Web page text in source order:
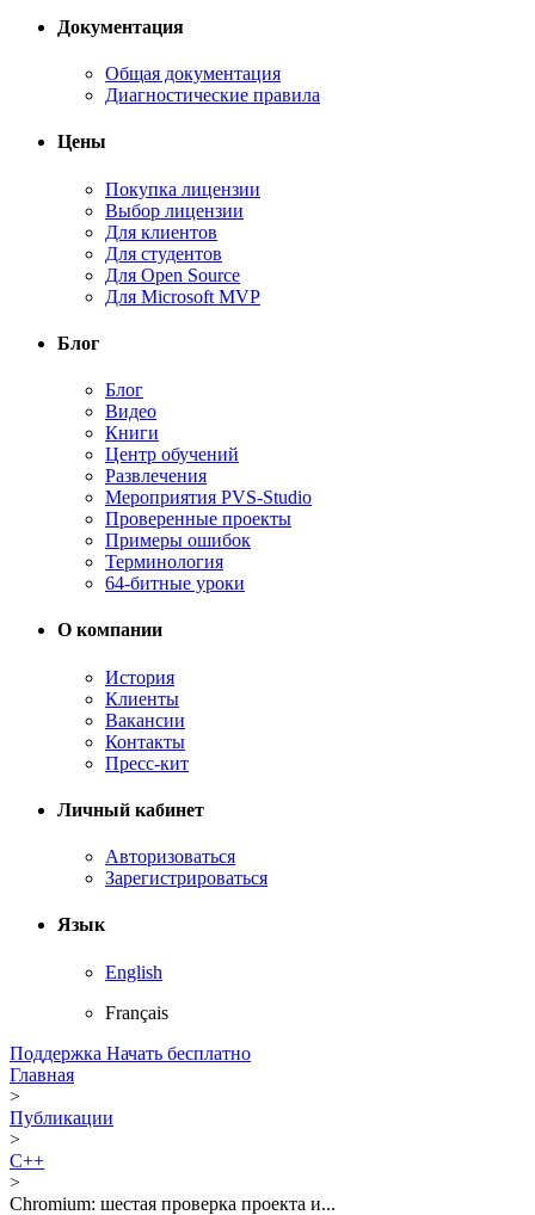
Документация
Общая документация
Диагностические правила
Цены
Покупка лицензии
Выбор лицензии
Для клиентов
Для студентов
Для Open Source
Для Microsoft MVP
Блог
Блог
Видео
Книги
Центр обучений
Развлечения
Мероприятия PVS-Studio
Проверенные проекты
Примеры ошибок
Терминология
64-битные уроки
О компании
История
Клиенты
Вакансии
Контакты
Пресс-кит
Личный кабинет
Авторизоваться
Зарегистрироваться
Язык
English
Français
Поддержка Начать бесплатно
Главная
>
Публикации
>
C++
>
Chromium: шестая проверка проекта и...